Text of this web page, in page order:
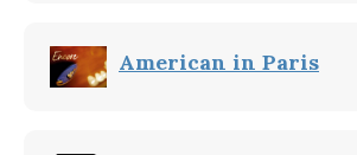
American in Paris